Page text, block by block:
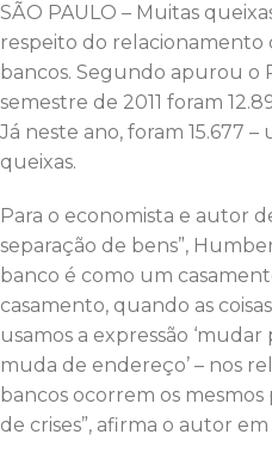
SÃO PAULO – Muitas
respeito do relacionamento
bancos. Segundo apurou o
semestre de 2011 foram
Já neste ano, foram 15.677
queixas.
Para o economista e autor
separação de bens”,
banco é como um
casamento, quando as
usamos a expressão
muda de endereço’ – nos
bancos ocorrem os
de crises”, afirma o autor